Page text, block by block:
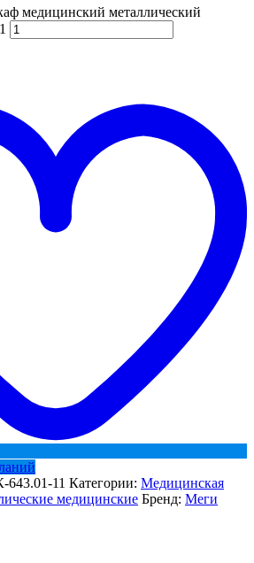
медицинский металлический
11 Категории: Медицинская
медицинские Бренд: Меги